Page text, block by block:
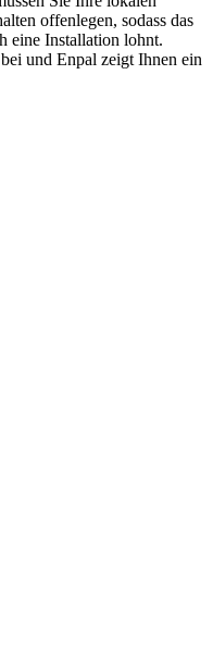
offenlegen, sodass das
eine Installation lohnt.
und Enpal zeigt Ihnen ein